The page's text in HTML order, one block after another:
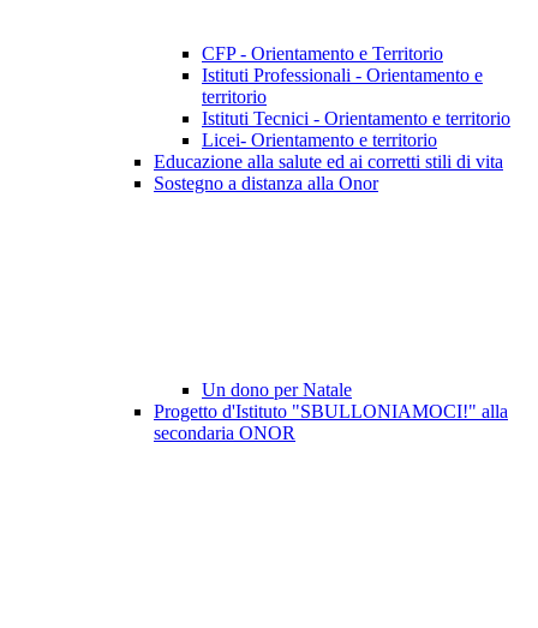
CFP - Orientamento e Territorio
Istituti Professionali - Orientamento e
territorio
Istituti Tecnici - Orientamento e territorio
Licei- Orientamento e territorio
Educazione alla salute ed ai corretti stili di vita
Sostegno a distanza alla Onor
Un dono per Natale
Progetto d'Istituto "SBULLONIAMOCI!" alla
secondaria ONOR